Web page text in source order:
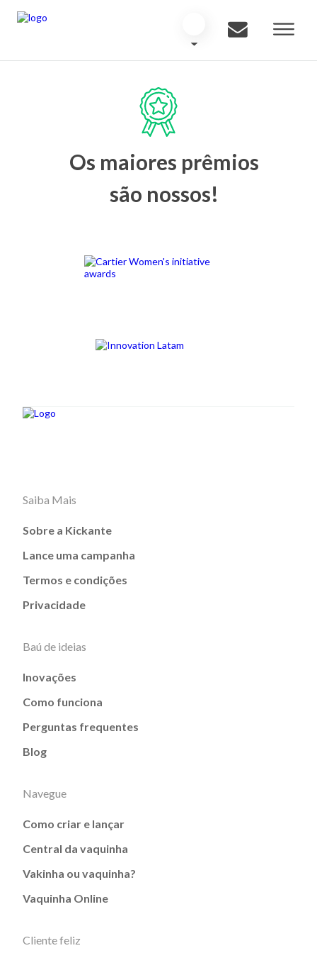
Os maiores prêmios
são nossos!
Saiba Mais
Sobre a Kickante
Lance uma campanha
Termos e condições
Privacidade
Baú de ideias
Inovações
Como funciona
Perguntas frequentes
Blog
Navegue
Como criar e lançar
Central da vaquinha
Vakinha ou vaquinha?
Vaquinha Online
Cliente feliz